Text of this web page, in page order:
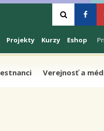
Projekty Kurzy Eshop
Verejnosť a